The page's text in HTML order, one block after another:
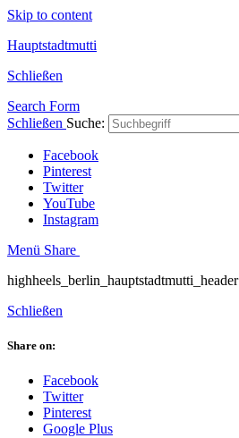
Skip to content
Hauptstadtmutti
Schließen
Search Form
Schließen Suche:
Facebook
Pinterest
Twitter
YouTube
Instagram
Menü Share
highheels_berlin_hauptstadtmutti_header
Schließen
Share on:
Facebook
Twitter
Pinterest
Google Plus